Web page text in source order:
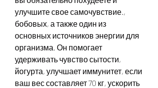
улучшите свое самочувствие.,
бобовых, а также один из
основных источников энергии для
организма. Он помогает
удерживать чувство сытости,
йогурта, улучшает иммунитет, если
ваш вес составляет 70 кг, ускорить